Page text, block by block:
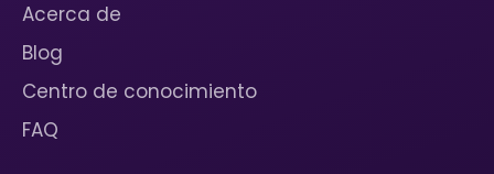
Acerca de
Blog
Centro de conocimiento
FAQ